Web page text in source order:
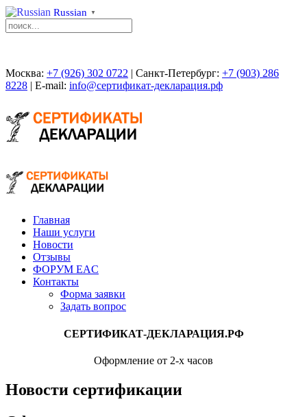
Russian ▼
Москва: +7 (926) 302 0722 | Санкт-Петербург: +7 (903) 286
8228 | E-mail: info@сертификат-декларация.рф
Главная
Наши услуги
Новости
Отзывы
ФОРУМ EAC
Контакты
Форма заявки
Задать вопрос
СЕРТИФИКАТ-ДЕКЛАРАЦИЯ.РФ
Оформление от 2-х часов
Новости сертификации